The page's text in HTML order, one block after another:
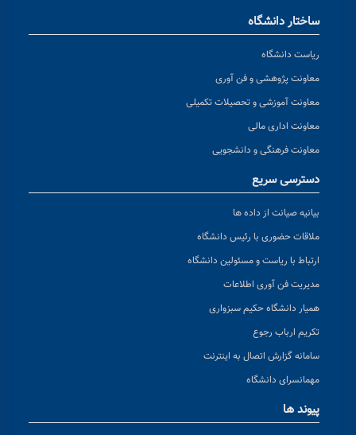
ساختار دانشگاه
ریاست دانشگاه
معاونت پژوهشی و فن آوری
معاونت آموزشی و تحصیلات تکمیلی
معاونت اداری مالی
معاونت فرهنگی و دانشجویی
دسترسی سریع
بیانیه صیانت از داده ها
ملاقات حضوری با رئیس دانشگاه
ارتباط با ریاست و مسئولین دانشگاه
مدیریت فن آوری اطلاعات
همیار دانشگاه حکیم سبزواری
تکریم ارباب رجوع
سامانه گزارش اتصال به اینترنت
مهمانسرای دانشگاه
پیوند ها